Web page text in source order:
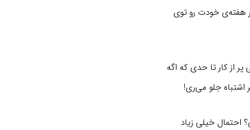
هفته‌ی خودت رو توی
از کار تا حدی که اگه
اشتباه جلو می‌ری!
احتمال خیلی زیاد